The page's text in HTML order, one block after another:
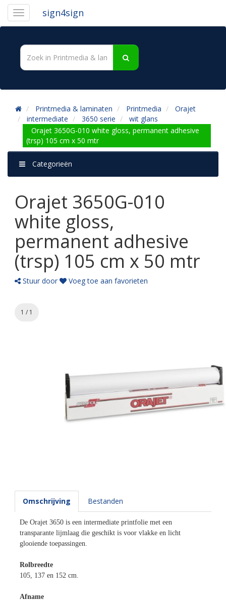
sign4sign
Printmedia & laminaten Printmedia
Orajet
intermediate
3650 serie
wit glans
Orajet 3650G-010 white gloss, permanent adhesive
(trsp) 105 cm x 50 mtr
Categorieën
Orajet 3650G-010
white gloss,
permanent adhesive
(trsp) 105 cm x 50 mtr
Stuur door Voeg toe aan favorieten
1 / 1
Omschrijving Bestanden
De Orajet 3650 is een intermediate printfolie met een
transparante lijmlaag die geschikt is voor vlakke en licht
glooiende toepassingen.
Rolbreedte
105, 137 en 152 cm.
Afname